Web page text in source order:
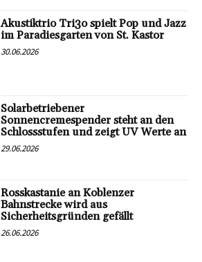
Akustiktrio Tri3o spielt Pop und Jazz
im Paradiesgarten von St. Kastor
30.06.2026
Solarbetriebener
Sonnencremespender steht an den
Schlossstufen und zeigt UV Werte an
29.06.2026
Rosskastanie an Koblenzer
Bahnstrecke wird aus
Sicherheitsgründen gefällt
26.06.2026